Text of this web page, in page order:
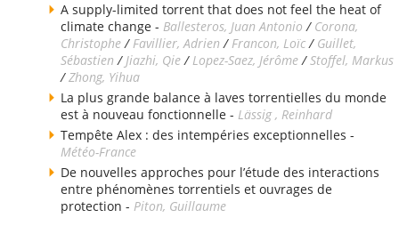
A supply-limited torrent that does not feel the heat of
climate change - Ballesteros, Juan Antonio / Corona,
Christophe/ Favillier, Adrien / Francon, Loïc/ Guillet,
Sébastien / Jiazhi, Qie/ Lopez-Saez, Jérôme/Stoffel, Markus
/Zhong, Yihua
La plus grande balance à laves torrentielles du monde
est à nouveau fonctionnelle - Lässig , Reinhard
Tempête Alex : des intempéries exceptionnelles -
Météo-France
De nouvelles approches pour l’étude des interactions
entre phénomènes torrentiels et ouvrages de
protection - Piton, Guillaume